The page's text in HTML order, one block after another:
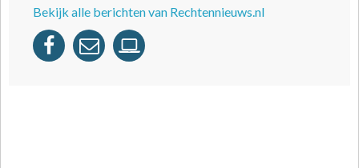
Bekijk alle berichten van Rechtennieuws.nl